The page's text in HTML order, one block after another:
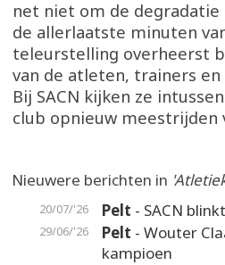
net niet om de
de allerlaatste minuten
teleurstelling overheerst
van de atleten, trainers
Bij SACN kijken ze
club opnieuw meestrijden
Nieuwere berichten in
20/07/'26 Pelt - SACN
29/06/'26 Pelt - Wouter
kampioen